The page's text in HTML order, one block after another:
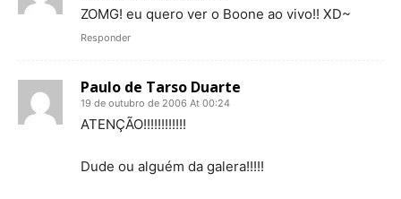
ZOMG! eu quero ver o Boone ao vivo!! XD~
Responder
Paulo de Tarso Duarte
19 de outubro de 2006 At 00:24
ATENÇÃO!!!!!!!!!!!!
Dude ou alguém da galera!!!!!